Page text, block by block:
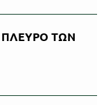
ΤΩΝ